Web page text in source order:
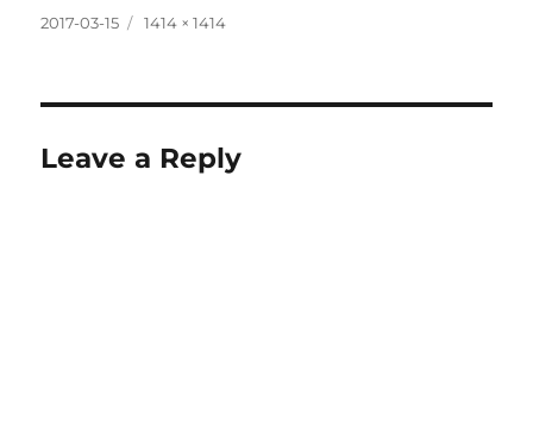
Posted
2017-03-15
Full
1414 × 1414
Leave a Reply